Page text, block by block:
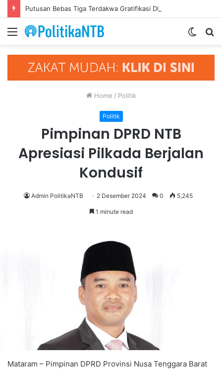
Menu
Switch
Home / Politik
Politik
Pimpinan DPRD NTB
Apresiasi Pilkada Berjalan
Kondusif
Admin PolitikaNTB 2 Desember 2024 0 5,245
1 minute read
Mataram – Pimpinan DPRD Provinsi Nusa Tenggara Barat